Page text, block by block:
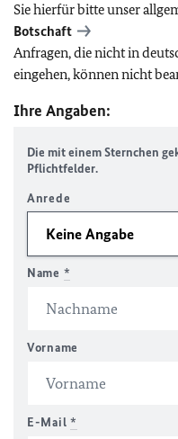
Sie hierfür bitte unser
Botschaft
Anfragen, die nicht in
eingehen, können nicht
Ihre Angaben:
Die mit einem Sternchen
Pflichtfelder.
Anrede
Name *
Vorname
E-Mail *